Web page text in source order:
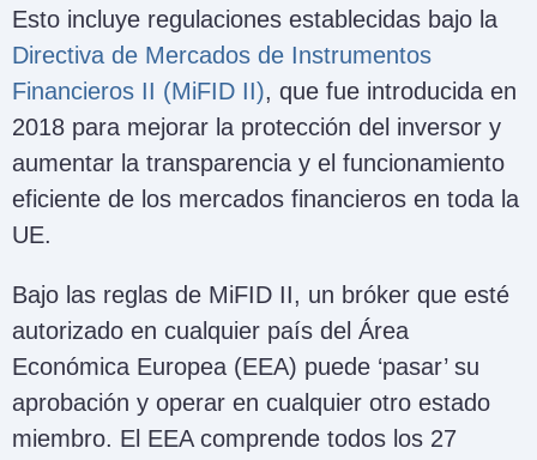
Esto incluye regulaciones establecidas bajo la
Directiva de Mercados de Instrumentos
Financieros II (MiFID II), que fue introducida en
2018 para mejorar la protección del inversor y
aumentar la transparencia y el funcionamiento
eficiente de los mercados financieros en toda la
UE.
Bajo las reglas de MiFID II, un bróker que esté
autorizado en cualquier país del Área
Económica Europea (EEA) puede ‘pasar’ su
aprobación y operar en cualquier otro estado
miembro. El EEA comprende todos los 27